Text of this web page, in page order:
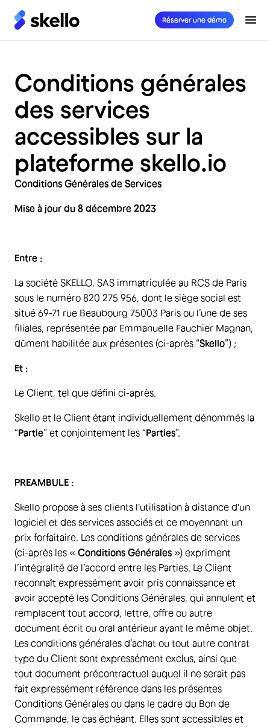
Réserver une démo
Conditions générales
des services
accessibles sur la
plateforme skello.io
Conditions Générales de Services
Mise à jour du 8 décembre 2023
Entre :
La société SKELLO, SAS immatriculée au RCS de Paris
sous le numéro 820 275 956, dont le siège social est
situé 69-71 rue Beaubourg 75003 Paris ou l’une de ses
filiales, représentée par Emmanuelle Fauchier Magnan,
dûment habilitée aux présentes (ci-après “Skello”) ;
Et :
Le Client, tel que défini ci-après.
Skello et le Client étant individuellement dénommés la
“Partie” et conjointement les “Parties”.
PREAMBULE :
Skello propose à ses clients l'utilisation à distance d'un
logiciel et des services associés et ce moyennant un
prix forfaitaire. Les conditions générales de services
(ci-après les « Conditions Générales ») expriment
l’intégralité de l’accord entre les Parties. Le Client
reconnaît expressément avoir pris connaissance et
avoir accepté les Conditions Générales, qui annulent et
remplacent tout accord, lettre, offre ou autre
document écrit ou oral antérieur ayant le même objet.
Les conditions générales d’achat ou tout autre contrat
type du Client sont expressément exclus, ainsi que
tout document précontractuel auquel il ne serait pas
fait expressément référence dans les présentes
Conditions Générales ou dans le cadre du Bon de
Commande, le cas échéant. Elles sont accessibles et